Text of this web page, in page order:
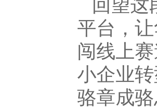
平台，让
闯线上
小企业
骆章成